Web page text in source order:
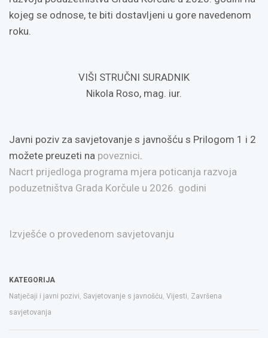
kojeg se odnose, te biti dostavljeni u gore navedenom
roku.
VIŠI STRUČNI SURADNIK
Nikola Roso, mag. iur.
Javni poziv za savjetovanje s javnošću s Prilogom 1 i 2
možete preuzeti na poveznici.
Nacrt prijedloga programa mjera poticanja razvoja
poduzetništva Grada Korčule u 2026. godini
Izvješće o provedenom savjetovanju
KATEGORIJA
Natječaji i javni pozivi, Savjetovanje s javnošću, Vijesti, Završena
savjetovanja